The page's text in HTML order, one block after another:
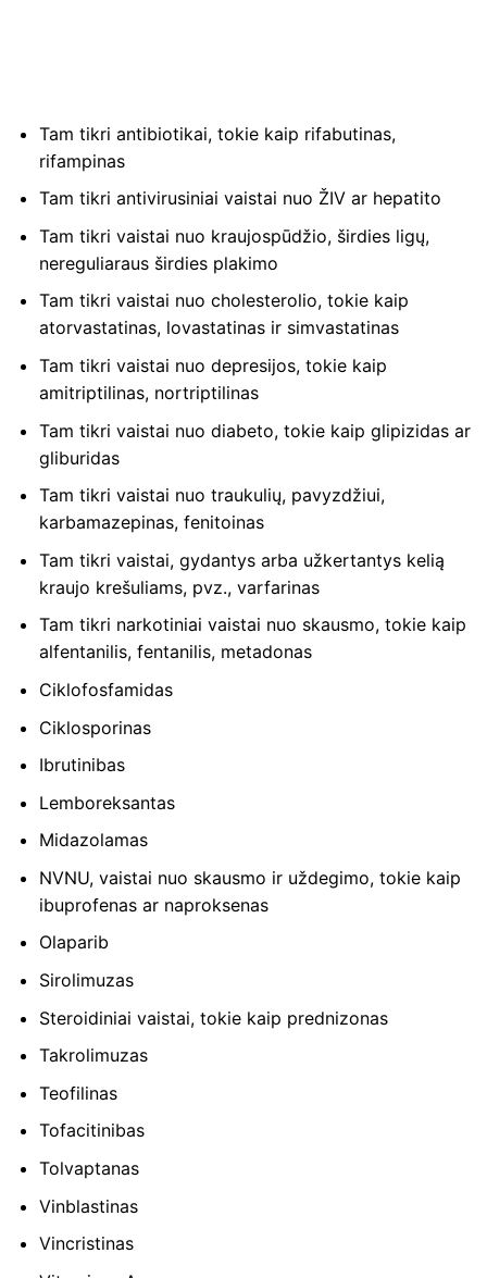
Tam tikri antibiotikai, tokie kaip rifabutinas,
rifampinas
Tam tikri antivirusiniai vaistai nuo ŽIV ar hepatito
Tam tikri vaistai nuo kraujospūdžio, širdies ligų,
nereguliaraus širdies plakimo
Tam tikri vaistai nuo cholesterolio, tokie kaip
atorvastatinas, lovastatinas ir simvastatinas
Tam tikri vaistai nuo depresijos, tokie kaip
amitriptilinas, nortriptilinas
Tam tikri vaistai nuo diabeto, tokie kaip glipizidas ar
gliburidas
Tam tikri vaistai nuo traukulių, pavyzdžiui,
karbamazepinas, fenitoinas
Tam tikri vaistai, gydantys arba užkertantys kelią
kraujo krešuliams, pvz., varfarinas
Tam tikri narkotiniai vaistai nuo skausmo, tokie kaip
alfentanilis, fentanilis, metadonas
Ciklofosfamidas
Ciklosporinas
Ibrutinibas
Lemboreksantas
Midazolamas
NVNU, vaistai nuo skausmo ir uždegimo, tokie kaip
ibuprofenas ar naproksenas
Olaparib
Sirolimuzas
Steroidiniai vaistai, tokie kaip prednizonas
Takrolimuzas
Teofilinas
Tofacitinibas
Tolvaptanas
Vinblastinas
Vincristinas